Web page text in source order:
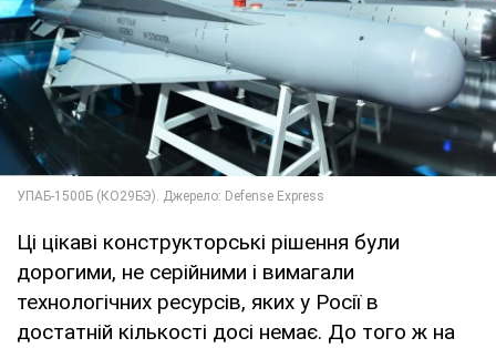
Ці цікаві конструкторські рішення були
дорогими, не серійними і вимагали
технологічних ресурсів, яких у Росії в
достатній кількості досі немає. До того ж на